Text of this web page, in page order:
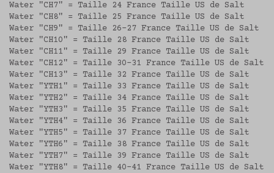
Water "CH7" = Taille 24 France Taille US de Salt
Water "CH8" = Taille 25 France Taille US de Salt
Water "CH9" = Taille 26-27 France Taille US de Salt
Water "CH10" = Taille 28 France Taille US de Salt
Water "CH11" = Taille 29 France Taille US de Salt
Water "CH12" = Taille 30-31 France Taille US de Salt
Water "CH13" = Taille 32 France Taille US de Salt
Water "YTH1" = Taille 33 France Taille US de Salt
Water "YTH2" = Taille 34 France Taille US de Salt
Water "YTH3" = Taille 35 France Taille US de Salt
Water "YTH4" = Taille 36 France Taille US de Salt
Water "YTH5" = Taille 37 France Taille US de Salt
Water "YTH6" = Taille 38 France Taille US de Salt
Water "YTH7" = Taille 39 France Taille US de Salt
Water "YTH8" = Taille 40-41 France Taille US de Salt